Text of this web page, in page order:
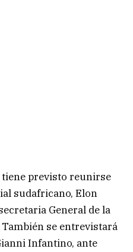
tiene previsto reunirse
sudafricano, Elon
General de la
se entrevistará
Infantino, ante